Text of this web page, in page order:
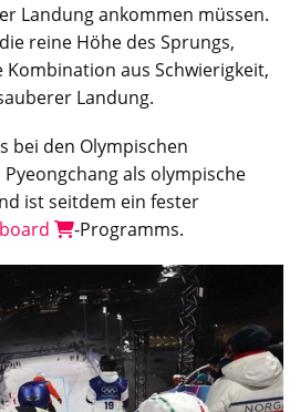
Landung ankommen müssen.
reine Höhe des Sprungs,
aus Schwierigkeit,
Landung.
bei den Olympischen
als olympische
ist seitdem ein fester
-Programms.